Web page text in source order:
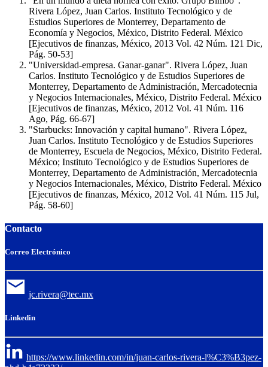
Rivera López, Juan Carlos. Instituto Tecnológico y de
Estudios Superiores de Monterrey, Departamento de
Economía y Negocios, México, Distrito Federal. México
[Ejecutivos de finanzas, México, 2013 Vol. 42 Núm. 121 Dic,
Pág. 50-53]
"Universidad-empresa. Ganar-ganar". Rivera López, Juan
Carlos. Instituto Tecnológico y de Estudios Superiores de
Monterrey, Departamento de Administración, Mercadotecnia
y Negocios Internacionales, México, Distrito Federal. México
[Ejecutivos de finanzas, México, 2012 Vol. 41 Núm. 116
Ago, Pág. 66-67]
"Starbucks: Innovación y capital humano". Rivera López,
Juan Carlos. Instituto Tecnológico y de Estudios Superiores
de Monterrey, Escuela de Negocios, México, Distrito Federal.
México; Instituto Tecnológico y de Estudios Superiores de
Monterrey, Departamento de Administración, Mercadotecnia
y Negocios Internacionales, México, Distrito Federal. México
[Ejecutivos de finanzas, México, 2012 Vol. 41 Núm. 115 Jul,
Pág. 58-60]
Contacto
Correo Electrónico
jc.rivera@tec.mx
Linkedin
https://www.linkedin.com/in/juan-carlos-rivera-l%C3%B3pez-